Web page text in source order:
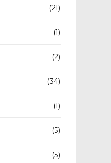
(21)
(1)
(2)
(34)
(1)
(5)
(5)